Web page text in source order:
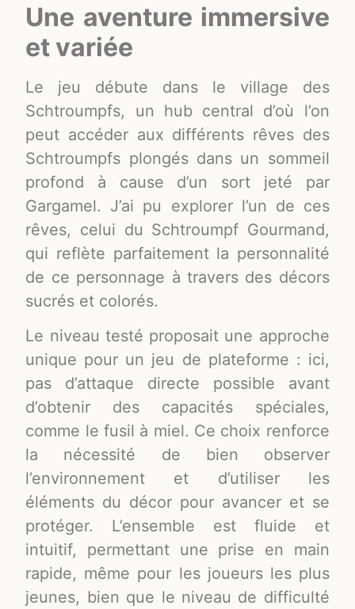
Une aventure immersive
et variée
Le jeu débute dans le village des
Schtroumpfs, un hub central d’où l’on
peut accéder aux différents rêves des
Schtroumpfs plongés dans un sommeil
profond à cause d’un sort jeté par
Gargamel. J’ai pu explorer l’un de ces
rêves, celui du Schtroumpf Gourmand,
qui reflète parfaitement la personnalité
de ce personnage à travers des décors
sucrés et colorés.
Le niveau testé proposait une approche
unique pour un jeu de plateforme : ici,
pas d’attaque directe possible avant
d’obtenir des capacités spéciales,
comme le fusil à miel. Ce choix renforce
la nécessité de bien observer
l’environnement et d’utiliser les
éléments du décor pour avancer et se
protéger. L’ensemble est fluide et
intuitif, permettant une prise en main
rapide, même pour les joueurs les plus
jeunes, bien que le niveau de difficulté